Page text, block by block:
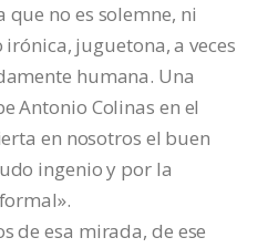
no es solemne, ni
juguetona, a veces
humana. Una
Antonio Colinas en el
en nosotros el buen
ingenio y por la
de esa mirada, de ese